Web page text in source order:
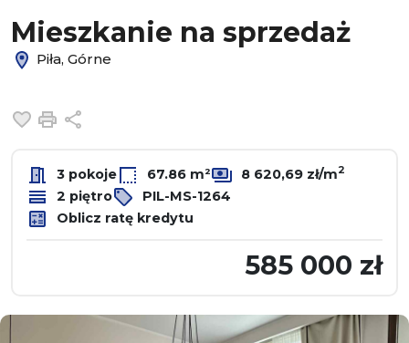
Mieszkanie na sprzedaż
Piła, Górne
Dodaj do ulubionych
Drukuj
3 pokoje 67.86 m² 8 620,69 zł/m2
2 piętro
PIL-MS-1264
Oblicz ratę kredytu
585 000 zł